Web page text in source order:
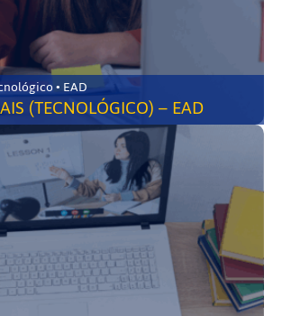
Formiga-MG • Tecnológico • EAD
(TECNOLÓGICO) – EAD